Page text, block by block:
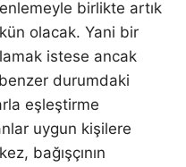
birlikte artık
olacak. Yani bir
istese ancak
durumdaki
eşleştirme
uygun kişilere
bağışçının